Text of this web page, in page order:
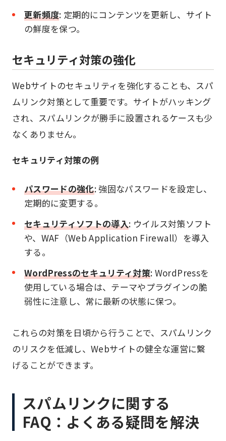
更新頻度: 定期的にコンテンツを更新し、サイト
の鮮度を保つ。
セキュリティ対策の強化
Webサイトのセキュリティを強化することも、スパ
ムリンク対策として重要です。サイトがハッキング
され、スパムリンクが勝手に設置されるケースも少
なくありません。
セキュリティ対策の例
パスワードの強化: 強固なパスワードを設定し、
定期的に変更する。
セキュリティソフトの導入: ウイルス対策ソフト
や、WAF（Web Application Firewall）を導入
する。
WordPressのセキュリティ対策: WordPressを
使用している場合は、テーマやプラグインの脆
弱性に注意し、常に最新の状態に保つ。
これらの対策を日頃から行うことで、スパムリンク
のリスクを低減し、Webサイトの健全な運営に繋
げることができます。
スパムリンクに関する
FAQ：よくある疑問を解決